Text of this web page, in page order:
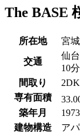
The BASE
所在地 宮
交通
仙
10分
間取り
2DK
専有面積
築年月
建物構造
ア